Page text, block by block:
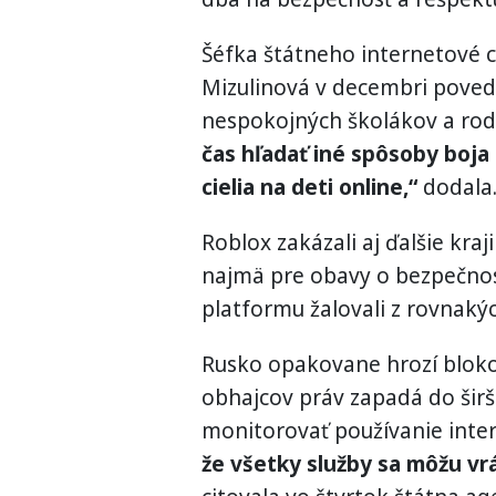
Šéfka štátneho internetové
Mizulinová v decembri
nespokojných školákov a
čas hľadať iné spôsoby
cielia na deti online,“dodala.
Roblox zakázali aj ďalšie
najmä pre obavy o
platformu žalovali z
Rusko opakovane hrozí
obhajcov práv zapadá do
monitorovať používanie
že všetky služby sa môžu